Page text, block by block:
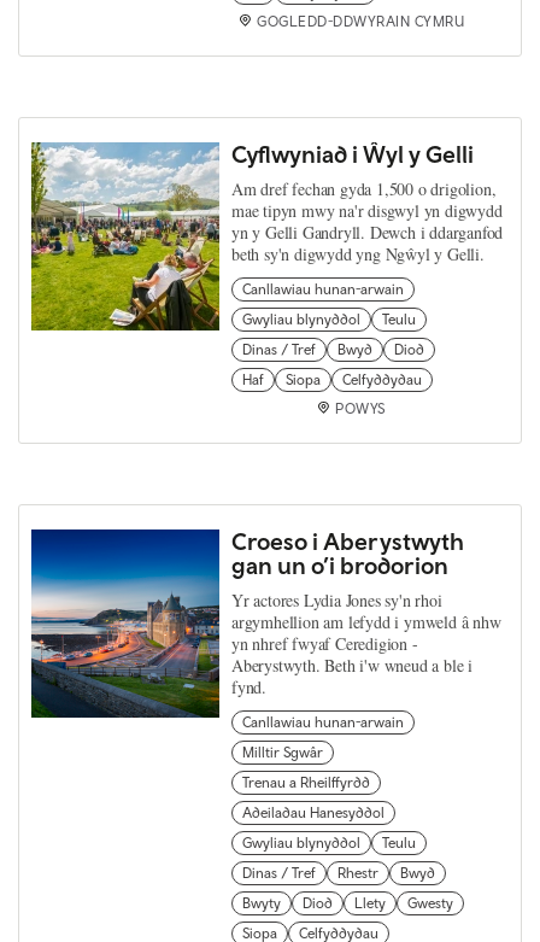
GOGLEDD-DDWYRAIN CYMRU
Cyflwyniad i Ŵyl y Gelli
Am dref fechan gyda 1,500 o drigolion,
mae tipyn mwy na'r disgwyl yn digwydd
yn y Gelli Gandryll. Dewch i ddarganfod
beth sy'n digwydd yng Ngŵyl y Gelli.
Canllawiau hunan-arwain
Gwyliau blynyddol
Teulu
Dinas / Tref
Bwyd
Diod
Haf
Siopa
Celfyddydau
POWYS
Croeso i Aberystwyth
gan un o’i brodorion
Yr actores Lydia Jones sy'n rhoi
argymhellion am lefydd i ymweld â nhw
yn nhref fwyaf Ceredigion -
Aberystwyth. Beth i'w wneud a ble i
fynd.
Canllawiau hunan-arwain
Milltir Sgwâr
Trenau a Rheilffyrdd
Adeiladau Hanesyddol
Gwyliau blynyddol
Teulu
Dinas / Tref
Rhestr
Bwyd
Bwyty
Diod Llety
Gwesty
Siopa
Celfyddydau